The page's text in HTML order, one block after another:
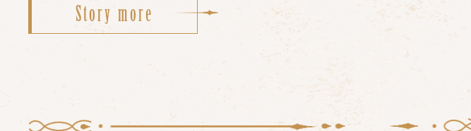
Story more